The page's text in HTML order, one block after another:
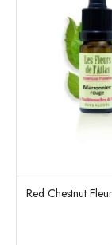
Red Chestnut